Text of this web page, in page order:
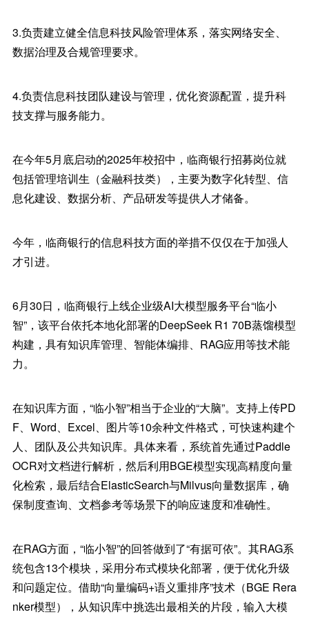
3.负责建立健全信息科技风险管理体系，落实网络安全、
数据治理及合规管理要求。
4.负责信息科技团队建设与管理，优化资源配置，提升科
技支撑与服务能力。
在今年5月底启动的2025年校招中，临商银行招募岗位就
包括管理培训生（金融科技类），主要为数字化转型、信
息化建设、数据分析、产品研发等提供人才储备。
今年，临商银行的信息科技方面的举措不仅仅在于加强人
才引进。
6月30日，临商银行上线企业级AI大模型服务平台“临小
智”，该平台依托本地化部署的DeepSeek R1 70B蒸馏模型
构建，具有知识库管理、智能体编排、RAG应用等技术能
力。
在知识库方面，“临小智”相当于企业的“大脑”。支持上传PD
F、Word、Excel、图片等10余种文件格式，可快速构建个
人、团队及公共知识库。具体来看，系统首先通过Paddle
OCR对文档进行解析，然后利用BGE模型实现高精度向量
化检索，最后结合ElasticSearch与Milvus向量数据库，确
保制度查询、文档参考等场景下的响应速度和准确性。
在RAG方面，“临小智”的回答做到了“有据可依”。其RAG系
统包含13个模块，采用分布式模块化部署，便于优化升级
和问题定位。借助“向量编码+语义重排序”技术（BGE Rera
nker模型），从知识库中挑选出最相关的片段，输入大模